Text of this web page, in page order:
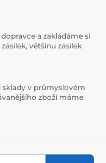
a zakládáme si
většinu zásilek
v průmyslovém
zboží máme